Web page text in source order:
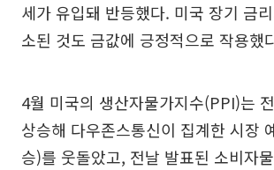
세가 유입돼 반등했다. 미국 장기 금
소된 것도 금값에 긍정적으로 작용했
4월 미국의 생산자물가지수(PPI)는
상승해 다우존스통신이 집계한 시장
승)를 웃돌았고, 전날 발표된 소비자